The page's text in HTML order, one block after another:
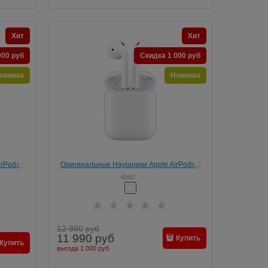
/
Хит
руб
Купить
Оригинальные Наушники Apple AirPods 2
4860
Хит
Скидка 1 000 руб
Новинка
12 990 руб
11 990 руб
выгода 1 000 руб
Купить